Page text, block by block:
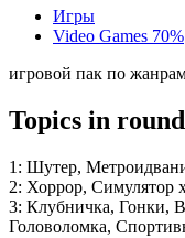
Игры
Video Games 70%
игровой пак по
Topics in
1: Шутер,
2: Хоррор, Симулятор
3: Клубничка, Гонки,
Головоломка,